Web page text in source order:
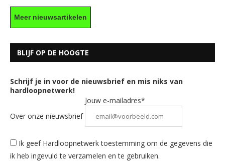
Meer nieuwsartikelen
BLIJF OP DE HOOGTE
Schrijf je in voor de nieuwsbrief en mis niks van
hardloopnetwerk!
Over onze nieuwsbrief
Jouw e-mailadres*
Ik geef Hardloopnetwerk toestemming om de gegevens die
ik heb ingevuld te verzamelen en te gebruiken.